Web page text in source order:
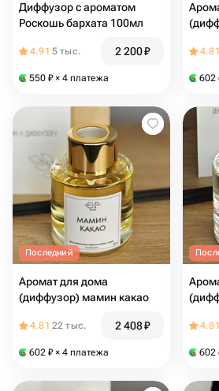
Диффузор с ароматом
Роскошь бархата 100мл
4.91 5 тыс. 2 200₽
550 ₽ × 4 платежа
4.81
602
Последний
Аромат для дома
(диффузор) мамин какао
4.81 22 тыс. 2 408₽
602 ₽ × 4 платежа
4.81
602